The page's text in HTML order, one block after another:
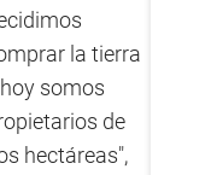
la tierra
somos
de
hectáreas",